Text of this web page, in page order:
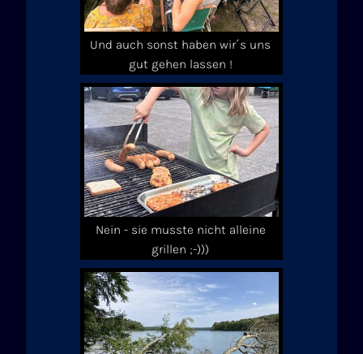
Und auch sonst haben wir´s uns
gut gehen lassen !
Nein - sie musste nicht alleine
grillen ;-)))